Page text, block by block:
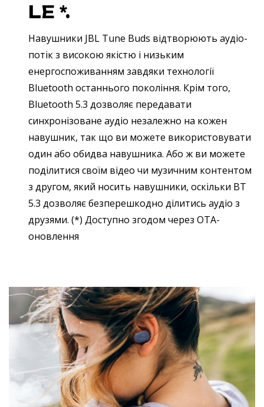
LE *.
Навушники JBL Tune Buds відтворюють аудіо-
потік з високою якістю і низьким
енергоспоживанням завдяки технології
Bluetooth останнього покоління. Крім того,
Bluetooth 5.3 дозволяє передавати
синхронізоване аудіо незалежно на кожен
навушник, так що ви можете використовувати
один або обидва навушника. Або ж ви можете
поділитися своїм відео чи музичним контентом
з другом, який носить навушники, оскільки BT
5.3 дозволяє безперешкодно ділитись аудіо з
друзями. (*) Доступно згодом через OTA-
оновлення